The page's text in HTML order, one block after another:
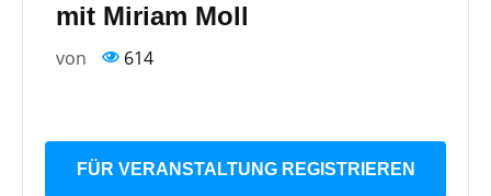
mit Miriam Moll
von 614
FÜR VERANSTALTUNG REGISTRIEREN